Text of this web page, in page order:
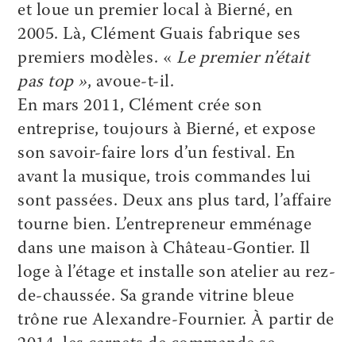
et loue un premier local à Bierné, en
2005. Là, Clément Guais fabrique ses
premiers modèles. « Le premier n’était
pas top », avoue-t-il.
En mars 2011, Clément crée son
entreprise, toujours à Bierné, et expose
son savoir-faire lors d’un festival. En
avant la musique, trois commandes lui
sont passées. Deux ans plus tard, l’affaire
tourne bien. L’entrepreneur emménage
dans une maison à Château-Gontier. Il
loge à l’étage et installe son atelier au rez-
de-chaussée. Sa grande vitrine bleue
trône rue Alexandre-Fournier. À partir de